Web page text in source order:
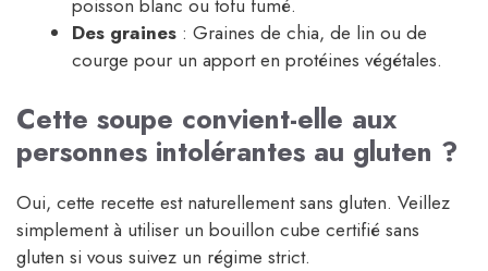
poisson blanc ou tofu fumé.
Des graines : Graines de chia, de lin ou de
courge pour un apport en protéines végétales.
Cette soupe convient-elle aux
personnes intolérantes au gluten ?
Oui, cette recette est naturellement sans gluten. Veillez
simplement à utiliser un bouillon cube certifié sans
gluten si vous suivez un régime strict.